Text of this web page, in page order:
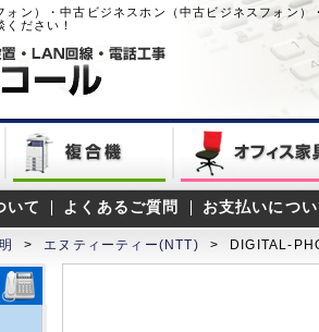
ォン）・中古ビジネスホン（中古ビジネスフォン
ださい！
いて よくあるご質問 お支払いにつ
> エヌティーティー(NTT) > DIGITAL-